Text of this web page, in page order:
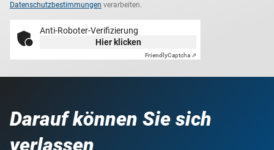
Datenschutzbestimmungen verarbeiten.
Anti-Roboter-Verifizierung
Hier klicken
FriendlyCaptcha ⇗
Darauf können Sie sich
verlassen